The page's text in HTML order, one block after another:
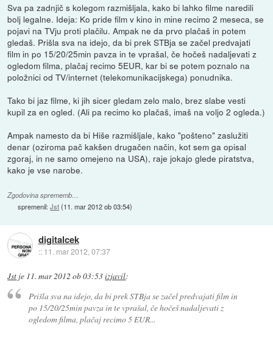
Sva pa zadnjič s kolegom razmišljala, kako bi lahko filme naredili
bolj legalne. Ideja: Ko pride film v kino in mine recimo 2 meseca, se
pojavi na TVju proti plačilu. Ampak ne da prvo plačaš in potem
gledaš. Prišla sva na idejo, da bi prek STBja se začel predvajati
film in po 15/20/25min pavza in te vprašal, če hočeš nadaljevati z
ogledom filma, plačaj recimo 5EUR, kar bi se potem poznalo na
položnici od TV/internet (telekomunikacijskega) ponudnika.
Tako bi jaz filme, ki jih sicer gledam zelo malo, brez slabe vesti
kupil za en ogled. (Ali pa recimo ko plačaš, imaš na voljo 2 ogleda.)
Ampak namesto da bi Hiše razmišljale, kako "pošteno" zaslužiti
denar (oziroma pač kakšen drugačen način, kot sem ga opisal
zgoraj, in ne samo omejeno na USA), raje jokajo glede piratstva,
kako je vse narobe.
Zgodovina sprememb…
spremenil:Jst(11. mar 2012 ob 03:54)
digitalcek
:: 11. mar 2012, 07:37
Jst je 11. mar 2012 ob 03:53izjavil:
Prišla sva na idejo, da bi prek STBja se začel predvajati film in
po 15/20/25min pavza in te vprašal, če hočeš nadaljevati z
ogledom filma, plačaj recimo 5 EUR...